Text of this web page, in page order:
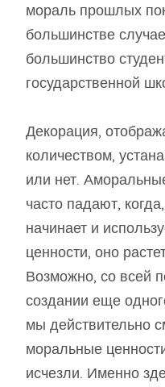
мораль прошлых
большинстве
большинство
государственной
Декорация,
количеством,
или нет.
часто падают,
начинает и
ценности, оно
Возможно, со всей
создании еще
мы действительно
моральные
исчезли. Именно